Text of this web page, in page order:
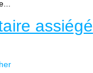
assiégé